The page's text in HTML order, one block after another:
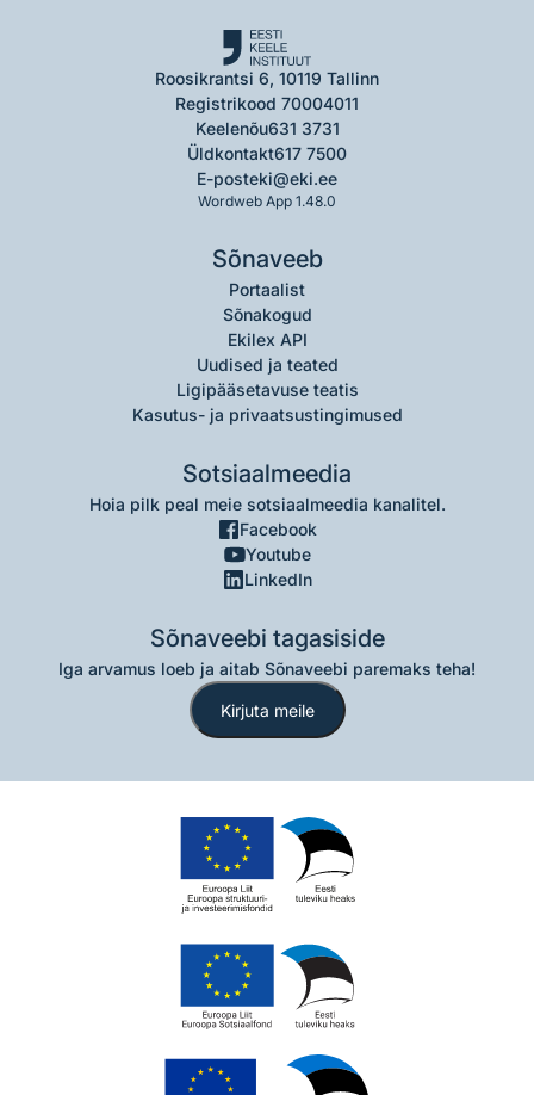
Roosikrantsi 6, 10119 Tallinn
Registrikood 70004011
Keelenõu631 3731
Üldkontakt617 7500
E-posteki@eki.ee
Wordweb App 1.48.0
Sõnaveeb
Portaalist
Sõnakogud
Ekilex API
Uudised ja teated
Ligipääsetavuse teatis
Kasutus- ja privaatsustingimused
Sotsiaalmeedia
Hoia pilk peal meie sotsiaalmeedia kanalitel.
Facebook
Youtube
LinkedIn
Sõnaveebi tagasiside
Iga arvamus loeb ja aitab Sõnaveebi paremaks teha!
Kirjuta meile